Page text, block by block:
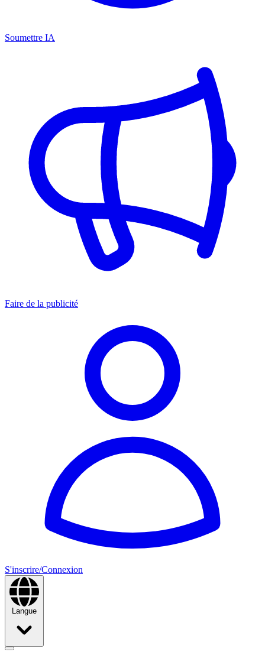
Soumettre IA
Faire de la publicité
S'inscrire/Connexion
Langue